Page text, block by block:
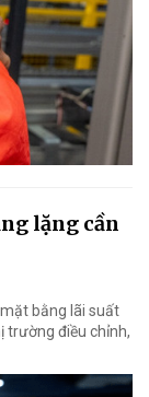
lặng cần
bằng lãi suất
trường điều chỉnh,